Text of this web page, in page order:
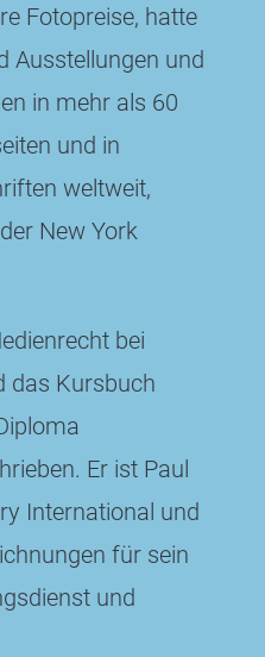
Fotopreise, hatte
Ausstellungen und
in mehr als 60
und in
weltweit,
New York
bei
das Kursbuch
Er ist Paul
International und
für sein
und